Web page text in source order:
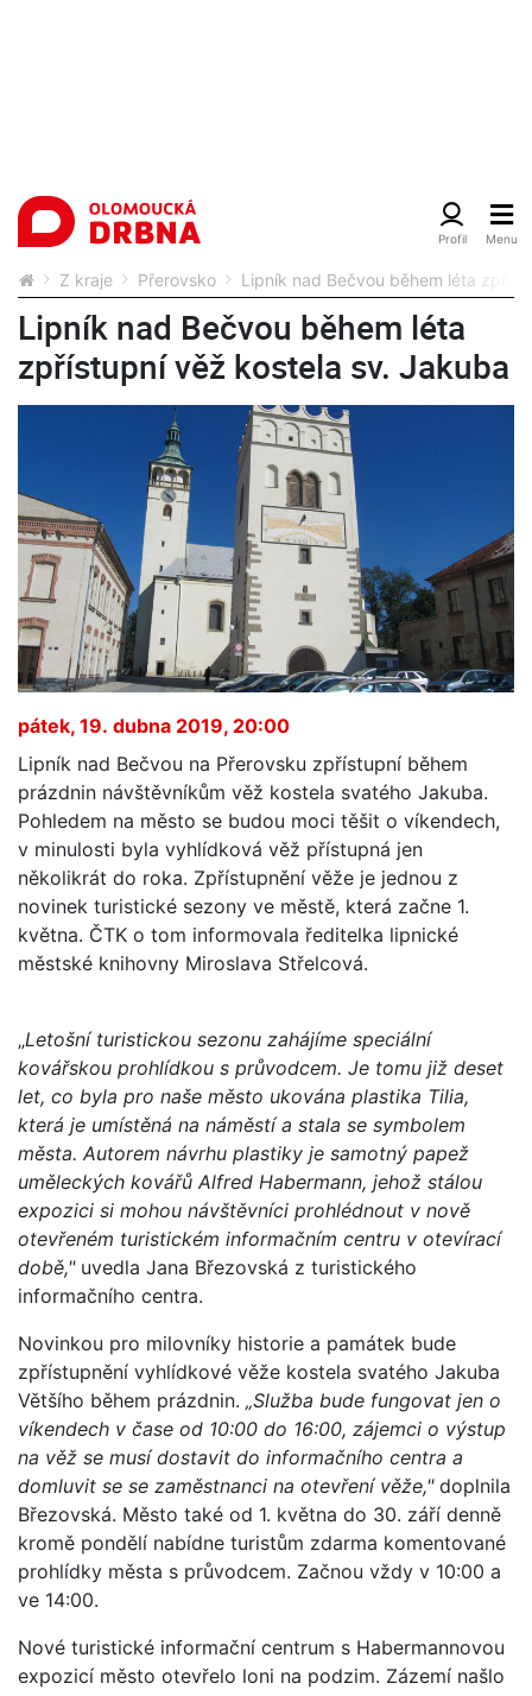
Z kraje Přerovsko Lipník nad Bečvou během léta
Lipník nad Bečvou během léta
zpřístupní věž kostela sv. Jakuba
pátek, 19. dubna 2019, 20:00
Lipník nad Bečvou na Přerovsku zpřístupní během
prázdnin návštěvníkům věž kostela svatého Jakuba.
Pohledem na město se budou moci těšit o víkendech,
v minulosti byla vyhlídková věž přístupná jen
několikrát do roka. Zpřístupnění věže je jednou z
novinek turistické sezony ve městě, která začne 1.
května. ČTK o tom informovala ředitelka lipnické
městské knihovny Miroslava Střelcová.
„Letošní turistickou sezonu zahájíme speciální
kovářskou prohlídkou s průvodcem. Je tomu již deset
let, co byla pro naše město ukována plastika Tilia,
která je umístěná na náměstí a stala se symbolem
města. Autorem návrhu plastiky je samotný papež
uměleckých kovářů Alfred Habermann, jehož stálou
expozici si mohou návštěvníci prohlédnout v nově
otevřeném turistickém informačním centru v otevírací
době,"uvedla Jana Březovská z turistického
informačního centra.
Novinkou pro milovníky historie a památek bude
zpřístupnění vyhlídkové věže kostela svatého Jakuba
Většího během prázdnin. „Služba bude fungovat jen o
víkendech v čase od 10:00 do 16:00, zájemci o výstup
na věž se musí dostavit do informačního centra a
domluvit se se zaměstnanci na otevření věže," doplnila
Březovská. Město také od 1. května do 30. září denně
kromě pondělí nabídne turistům zdarma komentované
prohlídky města s průvodcem. Začnou vždy v 10:00 a
ve 14:00.
Nové turistické informační centrum s Habermannovou
expozicí město otevřelo loni na podzim. Zázemí našlo